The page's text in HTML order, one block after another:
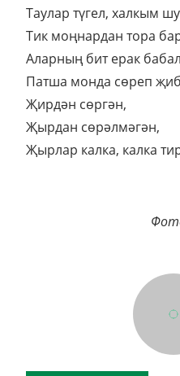
Таулар түгел, халкым
Тик моңнардан тора
Аларның бит ерак
Патша монда сөреп
Җирдән сөргән,
Җырдан сөрәлмәгән,
Җырлар калка, калка